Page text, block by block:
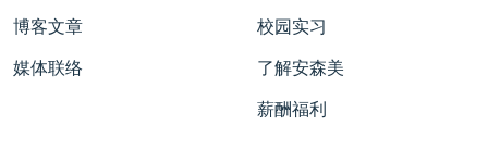
博客文章
媒体联络
校园实习
了解安森美
薪酬福利